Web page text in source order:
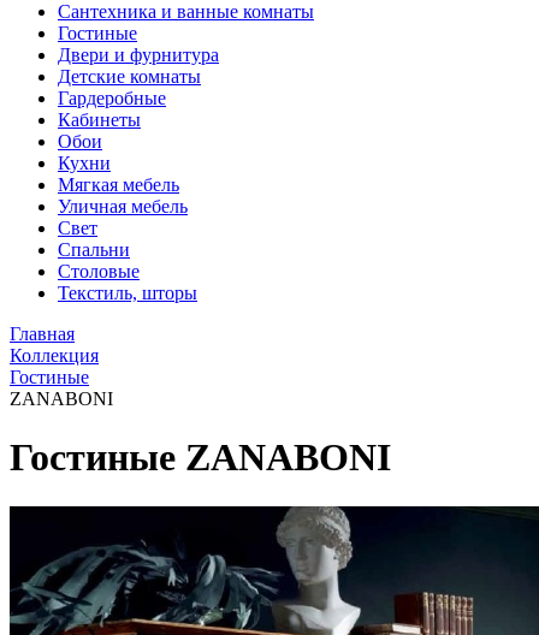
Сантехника и ванные комнаты
Гостиные
Двери и фурнитура
Детские комнаты
Гардеробные
Кабинеты
Обои
Кухни
Мягкая мебель
Уличная мебель
Свет
Спальни
Столовые
Текстиль, шторы
Главная
Коллекция
Гостиные
ZANABONI
Гостиные ZANABONI